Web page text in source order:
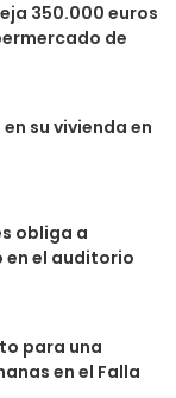
350.000 euros
de
su vivienda en
obliga a
en el auditorio
para una
en el Falla